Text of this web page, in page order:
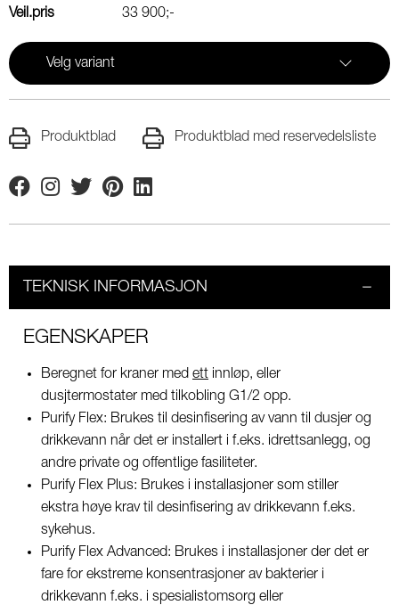
Veil.pris
33 900;-
Velg variant
Produktblad Produktblad med reservedelsliste
FacebookInstagram
TwitterPinterestLinkedin
TEKNISK INFORMASJON
EGENSKAPER
Beregnet for kraner med ett innløp, eller
dusjtermostater med tilkobling G1/2 opp.
Purify Flex: Brukes til desinfisering av vann til dusjer og
drikkevann når det er installert i f.eks. idrettsanlegg, og
andre private og offentlige fasiliteter.
Purify Flex Plus: Brukes i installasjoner som stiller
ekstra høye krav til desinfisering av drikkevann f.eks.
sykehus.
Purify Flex Advanced: Brukes i installasjoner der det er
fare for ekstreme konsentrasjoner av bakterier i
drikkevann f.eks. i spesialistomsorg eller